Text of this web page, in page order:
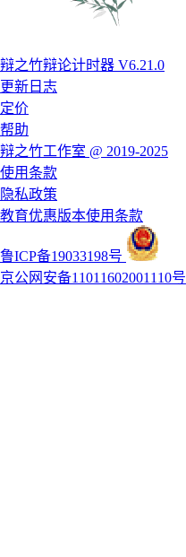
辩之竹辩论计时器 V6.21.0
更新日志
定价
帮助
辩之竹工作室 @ 2019-2025
使用条款
隐私政策
教育优惠版本使用条款
鲁ICP备19033198号
京公网安备11011602001110号